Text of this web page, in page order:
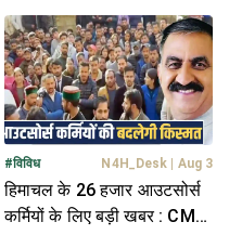
किस्त जारी
#विविध N4H_Desk | Aug 3
हिमाचल के 26 हजार आउटसोर्स
कर्मियों के लिए बड़ी खबर : CM